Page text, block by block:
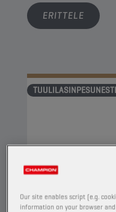
ERITTELE
Our site enables script (e.g.
information on your browser